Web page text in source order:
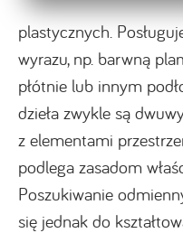
plastycznych.
wyrazu, np. barwną
płótnie lub innym
dzieła zwykle są
z elementami
podlega zasadom
Poszukiwanie
się jednak do